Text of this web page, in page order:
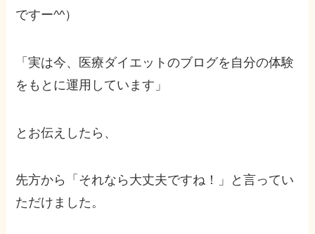
ですー^^）
「実は今、医療ダイエットのブログを自分の体験
をもとに運用しています」
とお伝えしたら、
先方から「それなら大丈夫ですね！」と言ってい
ただけました。